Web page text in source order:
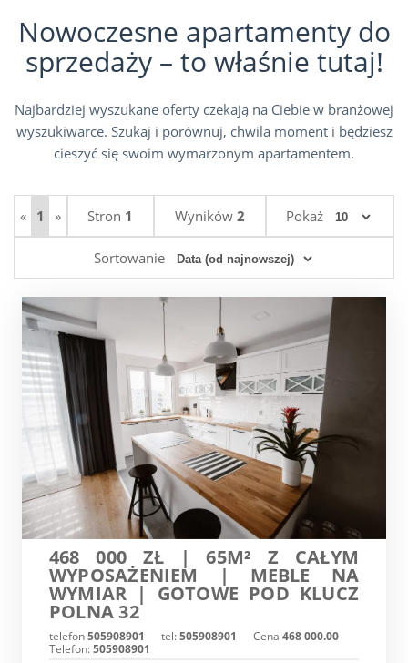
Nowoczesne apartamenty do
sprzedaży – to właśnie tutaj!
Najbardziej wyszukane oferty czekają na Ciebie w branżowej
wyszukiwarce. Szukaj i porównuj, chwila moment i będziesz
cieszyć się swoim wymarzonym apartamentem.
« 1 » Stron 1 Wyników 2 Pokaż
Sortowanie
468 000 ZŁ | 65M² Z CAŁYM
WYPOSAŻENIEM | MEBLE NA
WYMIAR | GOTOWE POD KLUCZ
POLNA 32
telefon505908901 tel:505908901 Cena 468 000.00
Telefon:505908901